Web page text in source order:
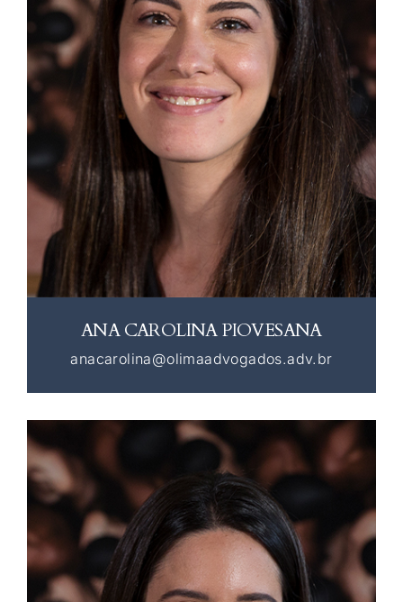
ANA CAROLINA PIOVESANA
anacarolina@olimaadvogados.adv.br